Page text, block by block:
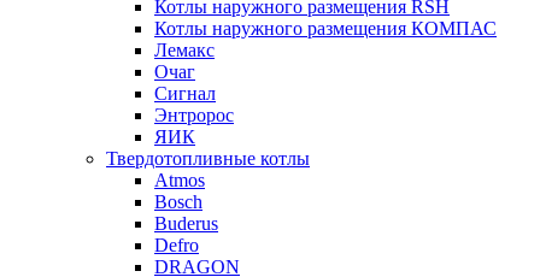
Котлы наружного размещения RSH
Котлы наружного размещения КОМПАС
Лемакс
Очаг
Сигнал
Энтророс
ЯИК
Твердотопливные котлы
Atmos
Bosch
Buderus
Defro
DRAGON